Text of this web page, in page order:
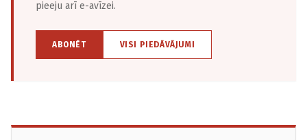
pieeju arī e-avīzei.
ABONĒT VISI PIEDĀVĀJUMI